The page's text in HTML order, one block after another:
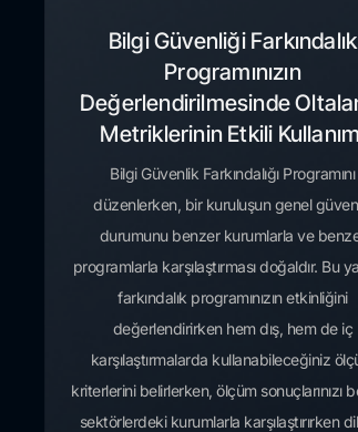
Bilgi Güvenliği Farkındalık
Programınızın
Değerlendirilmesinde
Metriklerinin Etkili
Bilgi Güvenlik Farkındalığı Programını
düzenlerken, bir kuruluşun genel
durumunu benzer kurumlarla ve
programlarla karşılaştırması doğaldır. Bu
farkındalık programınızın etkinliğini
değerlendirirken hem dış, hem de iç
karşılaştırmalarda kullanabileceğiniz
kriterlerini belirlerken, ölçüm sonuçlarınızı
sektörlerdeki kurumlarla karşılaştırırken